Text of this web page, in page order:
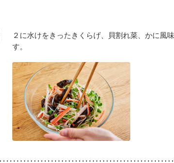
２に水けをきったきくらげ、貝割れ菜、かに風
す。